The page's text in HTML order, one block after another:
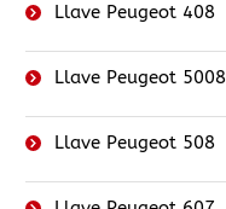
Llave Peugeot 408
Llave Peugeot 5008
Llave Peugeot 508